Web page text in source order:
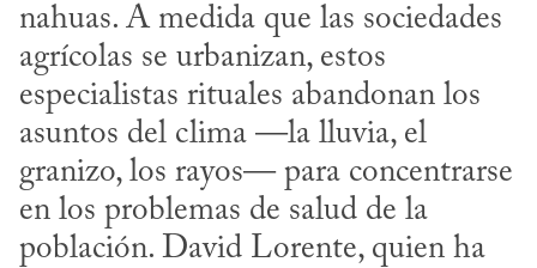
nahuas. A medida que las sociedades
agrícolas se urbanizan, estos
especialistas rituales abandonan los
asuntos del clima —la lluvia, el
granizo, los rayos— para concentrarse
en los problemas de salud de la
población. David Lorente, quien ha